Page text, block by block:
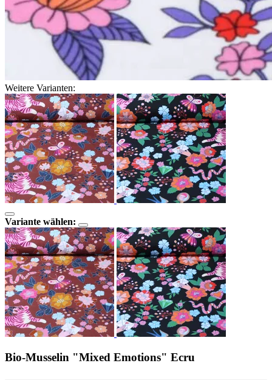
Weitere Varianten:
Variante wählen:
Bio-Musselin "Mixed Emotions" Ecru